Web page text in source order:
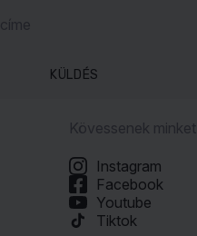
KÜLDÉS
Kövessenek minket
Instagram
Facebook
Youtube
Tiktok